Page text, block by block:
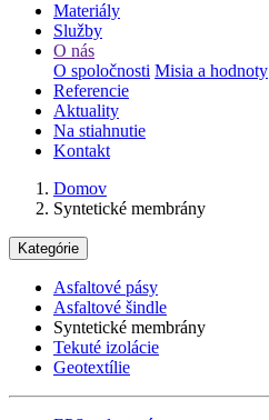
Materiály
Služby
O nás
O spoločnosti Misia a hodnoty
Referencie
Aktuality
Na stiahnutie
Kontakt
Domov
Syntetické membrány
Kategórie
Asfaltové pásy
Asfaltové šindle
Syntetické membrány
Tekuté izolácie
Geotextílie